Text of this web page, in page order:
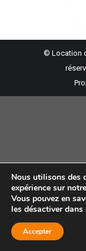
© Location
Nous utilisons des
expérience sur
Vous pouvez en
les désactiver dans
Accepter